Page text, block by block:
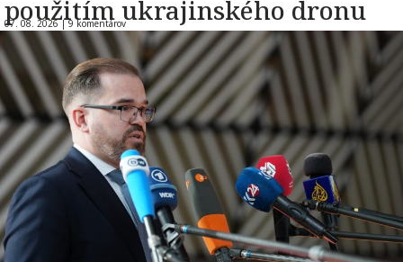
použitím ukrajinského dronu
07. 08. 2026 |9 komentárov